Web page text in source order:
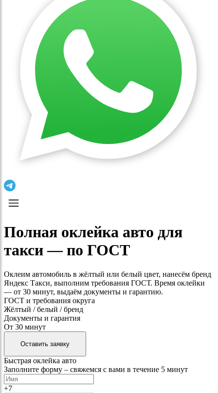
Полная оклейка авто для
такси — по ГОСТ
Оклеим автомобиль в жёлтый или белый цвет, нанесём бренд
Яндекс Такси, выполним требования ГОСТ. Время оклейки
— от 30 минут, выдаём документы и гарантию.
ГОСТ и требования округа
Жёлтый / белый / бренд
Документы и гарантия
От 30 минут
Оставить заявку
Быстрая оклейка авто
Заполните форму – свяжемся с вами в течение 5 минут
+7